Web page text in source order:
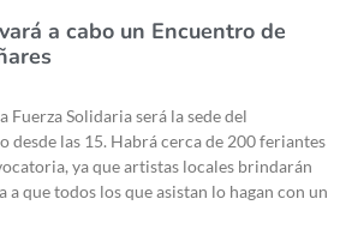
a cabo un Encuentro de
Fuerza Solidaria será la sede del
desde las 15. Habrá cerca de 200 feriantes
ya que artistas locales brindarán
a que todos los que asistan lo hagan con un